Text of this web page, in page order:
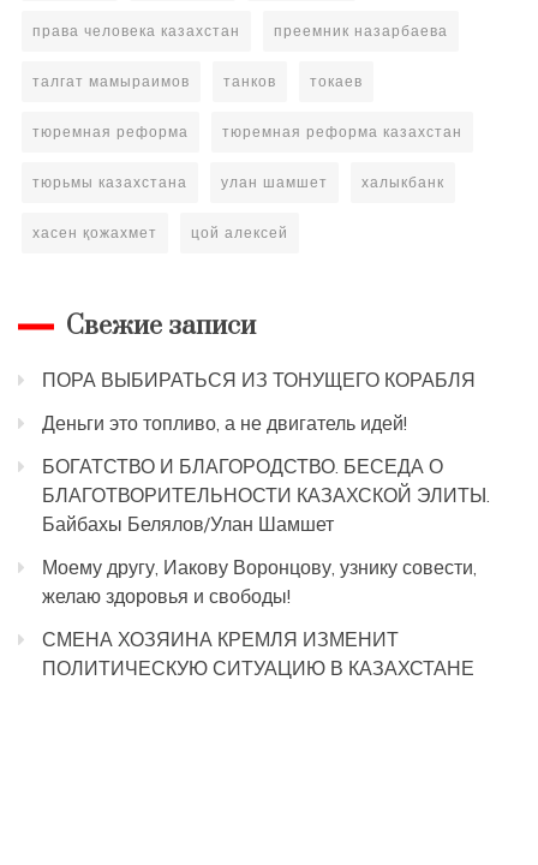
права человека казахстан преемник назарбаева
талгат мамыраимов танков токаев
тюремная реформа тюремная реформа казахстан
тюрьмы казахстана улан шамшет халыкбанк
хасен қожахмет цой алексей
Свежие записи
ПОРА ВЫБИРАТЬСЯ ИЗ ТОНУЩЕГО КОРАБЛЯ
Деньги это топливо, а не двигатель идей!
БОГАТСТВО И БЛАГОРОДСТВО. БЕСЕДА О
БЛАГОТВОРИТЕЛЬНОСТИ КАЗАХСКОЙ ЭЛИТЫ.
Байбахы Белялов/Улан Шамшет
Моему другу, Иакову Воронцову, узнику совести,
желаю здоровья и свободы!
СМЕНА ХОЗЯИНА КРЕМЛЯ ИЗМЕНИТ
ПОЛИТИЧЕСКУЮ СИТУАЦИЮ В КАЗАХСТАНЕ